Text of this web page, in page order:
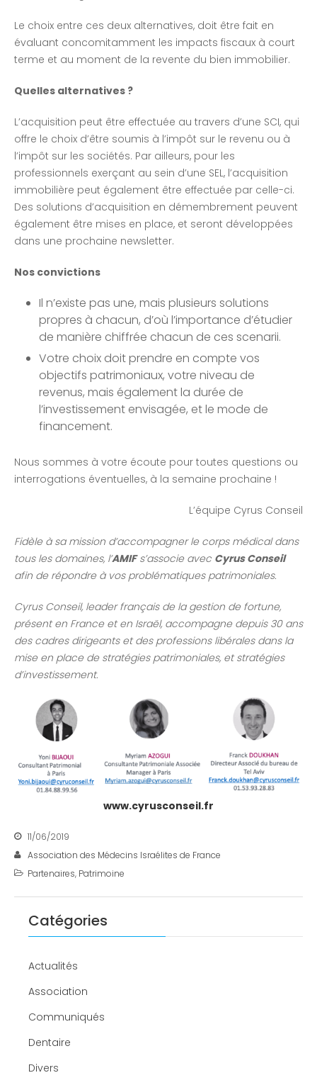
Le choix entre ces deux alternatives, doit être fait en
évaluant concomitamment les impacts fiscaux à court
terme et au moment de la revente du bien immobilier.
Quelles alternatives ?
L’acquisition peut être effectuée au travers d’une SCI, qui
offre le choix d’être soumis à l’impôt sur le revenu ou à
l’impôt sur les sociétés. Par ailleurs, pour les
professionnels exerçant au sein d’une SEL, l’acquisition
immobilière peut également être effectuée par celle-ci.
Des solutions d’acquisition en démembrement peuvent
également être mises en place, et seront développées
dans une prochaine newsletter.
Nos convictions
Il n’existe pas une, mais plusieurs solutions
propres à chacun, d’où l’importance d’étudier
de manière chiffrée chacun de ces scenarii.
Votre choix doit prendre en compte vos
objectifs patrimoniaux, votre niveau de
revenus, mais également la durée de
l’investissement envisagée, et le mode de
financement.
Nous sommes à votre écoute pour toutes questions ou
interrogations éventuelles, à la semaine prochaine !
L’équipe Cyrus Conseil
Fidèle à sa mission d’accompagner le corps médical dans
tous les domaines, l’AMIFs’associe avec Cyrus Conseil
afin de répondre à vos problématiques patrimoniales.
Cyrus Conseil, leader français de la gestion de fortune,
présent en France et en Israël, accompagne depuis 30 ans
des cadres dirigeants et des professions libérales dans la
mise en place de stratégies patrimoniales, et stratégies
d’investissement.
www.cyrusconseil.fr
11/06/2019
Association des Médecins Israélites de France
Partenaires, Patrimoine
Catégories
Actualités
Association
Communiqués
Dentaire
Divers